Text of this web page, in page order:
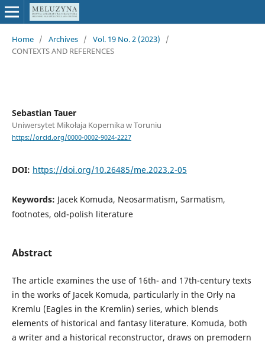
Home / Archives / Vol. 19 No. 2 (2023)
/
CONTEXTS AND REFERENCES
Sebastian Tauer
Uniwersytet Mikołaja Kopernika w Toruniu
https://orcid.org/0000-0002-9024-2227
DOI: https://doi.org/10.26485/me.2023.2-05
Keywords: Jacek Komuda, Neosarmatism, Sarmatism,
footnotes, old-polish literature
Abstract
The article examines the use of 16th- and 17th-century texts
in the works of Jacek Komuda, particularly in the Orły na
Kremlu (Eagles in the Kremlin) series, which blends
elements of historical and fantasy literature. Komuda, both
a writer and a historical reconstructor, draws on premodern